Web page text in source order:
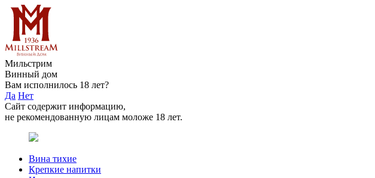
Мильстрим
Винный дом
Вам исполнилось 18 лет?
Да Нет
Сайт содержит информацию,
не рекомендованную лицам моложе 18 лет.
Вина тихие
Крепкие напитки